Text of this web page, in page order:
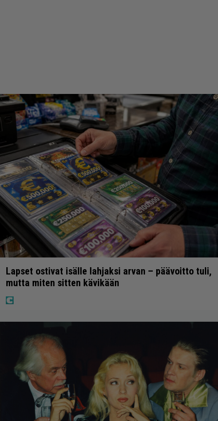
Lapset ostivat isälle lahjaksi arvan – päävoitto tuli,
mutta miten sitten kävikään